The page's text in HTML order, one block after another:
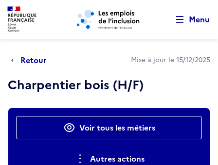
Aller au menu principal Aller au contenu principal
Menu
Retour Mise à jour le 15/12/2025
Charpentier bois (H/F)
Actions rapidesVoir tous les métiers
Autres actions
Retour au début de la page
Panneau de gestion des cookies